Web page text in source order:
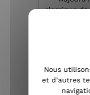
classique
pour
toutes les
Nous
et d’autres